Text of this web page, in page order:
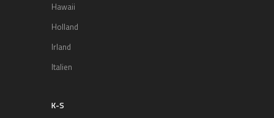
Hawaii
Holland
Irland
Italien
K-S